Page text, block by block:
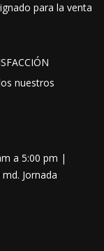
para la venta
nuestros
a 5:00 pm |
Jornada